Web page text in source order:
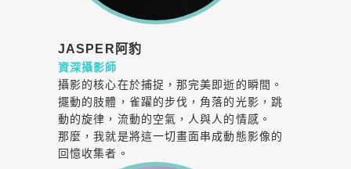
JASPER阿豹
資深攝影師
攝影的核心在於捕捉，那完美即逝的瞬間。
擺動的肢體，雀躍的步伐，角落的光影，跳
動的旋律，流動的空氣，人與人的情感。
那麼，我就是將這一切畫面串成動態影像的
回憶收集者。